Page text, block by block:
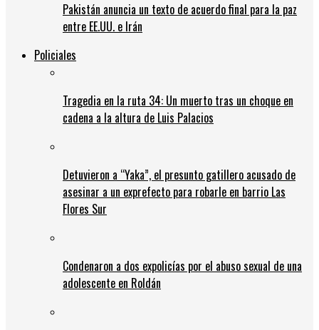
Pakistán anuncia un texto de acuerdo final para la paz
entre EE.UU. e Irán
Policiales
Tragedia en la ruta 34: Un muerto tras un choque en
cadena a la altura de Luis Palacios
Detuvieron a “Yaka”, el presunto gatillero acusado de
asesinar a un exprefecto para robarle en barrio Las
Flores Sur
Condenaron a dos expolicías por el abuso sexual de una
adolescente en Roldán